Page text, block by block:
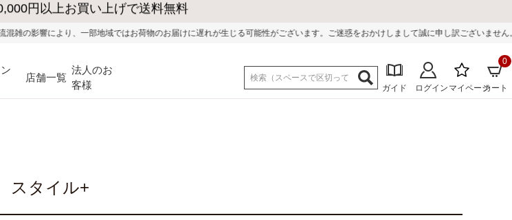
・設置無料（※当社エリア）
に遅れが生じる可能性がございます。ご迷惑をおかけしまして誠に申し訳ございません。
店舗一覧
法人のお
客様
ガイド ログイン マイページカート
0
スタイル+